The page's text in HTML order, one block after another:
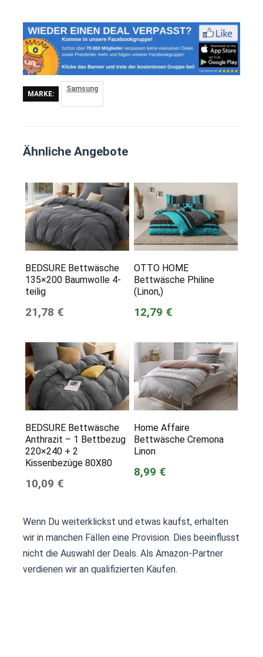
MARKE:
Samsung
Ähnliche Angebote
BEDSURE Bettwäsche
135×200 Baumwolle 4-
teilig
21,78 €
OTTO HOME
Bettwäsche Philine
(Linon,)
12,79 €
BEDSURE Bettwäsche
Anthrazit – 1 Bettbezug
220×240 + 2
Kissenbezüge 80X80
10,09 €
Home Affaire
Bettwäsche Cremona
Linon
8,99 €
Wenn Du weiterklickst und etwas kaufst, erhalten
wir in manchen Fällen eine Provision. Dies beeinflusst
nicht die Auswahl der Deals. Als Amazon-Partner
verdienen wir an qualifizierten Käufen.